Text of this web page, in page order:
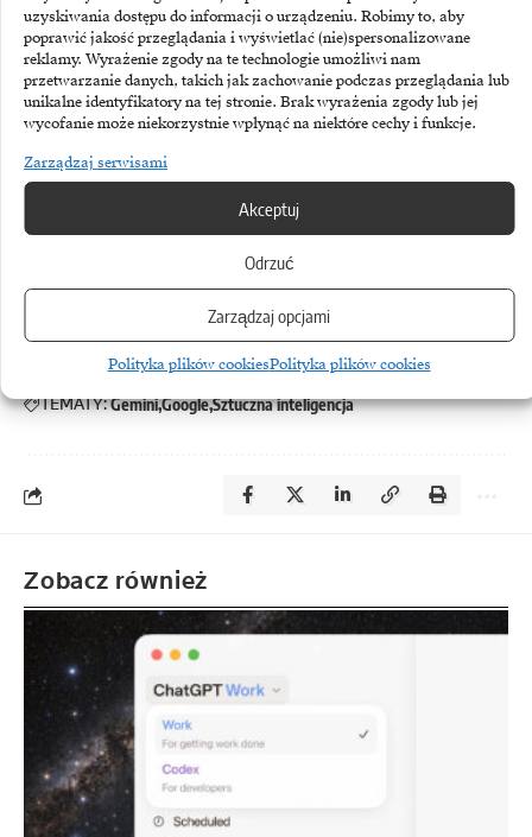
uzyskiwania dostępu do informacji o urządzeniu. Robimy to, aby
poprawić jakość przeglądania i wyświetlać (nie)spersonalizowane
reklamy. Wyrażenie zgody na te technologie umożliwi nam
przetwarzanie danych, takich jak zachowanie podczas przeglądania lub
unikalne identyfikatory na tej stronie. Brak wyrażenia zgody lub jej
wycofanie może niekorzystnie wpłynąć na niektóre cechy i funkcje.
Zarządzaj serwisami
Akceptuj
Odrzuć
Zarządzaj opcjami
Polityka plików cookiesPolityka plików cookies
oraz Workspace dają korporacji zasięg,
którego startupy nie są w stanie szybko
skopiować. W ostatecznym rozrachunku
procesy, a nie ułamki procentów w testach
laboratoryjnych, zdecyduje o tym, kto wygra
masowy rynek biznesowy.
TEMATY:GeminiGoogleSztuczna inteligencja
Zobacz również